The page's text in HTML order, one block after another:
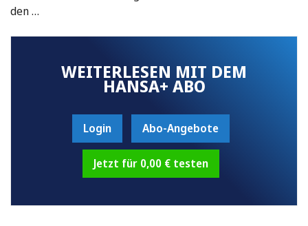
den …
WEITERLESEN MIT DEM
HANSA+ ABO
Login Abo-Angebote
Jetzt für 0,00 € testen